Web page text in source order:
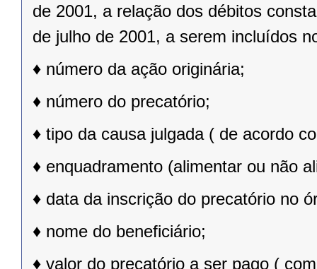
de 2001, a relação dos débitos
de julho de 2001, a serem incluídos
♦ número da ação originária;
♦ número do precatório;
♦ tipo da causa julgada ( de acordo
♦ enquadramento (alimentar ou não
♦ data da inscrição do precatório no
♦ nome do beneficiário;
♦ valor do precatório a ser pago (